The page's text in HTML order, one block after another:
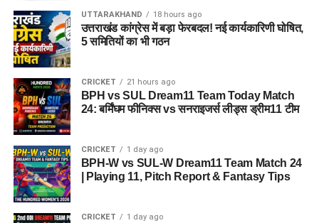
UTTARAKHAND 18 hours ago
उत्तराखंड कांग्रेस में बड़ा फेरबदल! नई कार्यकारिणी घोषित,
5 समितियों का भी गठन
CRICKET 21 hours ago
BPH vs SUL Dream11 Team Today Match
24: बर्मिंघम फीनिक्स vs सनराइजर्स लीड्स ड्रीम11 टीम
CRICKET 1 day ago
BPH-W vs SUL-W Dream11 Team Match 24
| Playing 11, Pitch Report & Fantasy Tips
CRICKET 1 day ago